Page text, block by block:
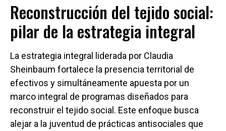
Reconstrucción del tejido social:
pilar de la estrategia integral
La estrategia integral liderada por Claudia
Sheinbaum fortalece la presencia territorial de
efectivos y simultáneamente apuesta por un
marco integral de programas diseñados para
reconstruir el tejido social. Este enfoque busca
alejar a la juventud de prácticas antisociales que